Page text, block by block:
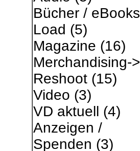
Bücher / eBooks
Load (5)
Magazine (16)
Merchandising->
Reshoot(15)
Video (3)
VD aktuell (4)
Anzeigen /
Spenden (3)